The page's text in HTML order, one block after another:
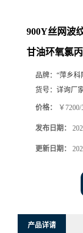
900Y丝网波
甘油环氧氯
品牌： “萍乡科
货号： 详询厂
价格： ￥
发布日期：
更新日期：
产品详请